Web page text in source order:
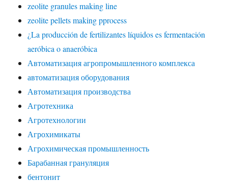
zeolite granules making line
zeolite pellets making pprocess
¿La producción de fertilizantes líquidos es fermentación
aeróbica o anaeróbica
Автоматизация агропромышленного комплекса
автоматизация оборудования
Автоматизация производства
Агротехника
Агротехнологии
Агрохимикаты
Агрохимическая промышленность
Барабанная грануляция
бентонит